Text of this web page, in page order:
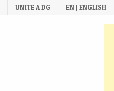
UNITE A DG EN | ENGLISH